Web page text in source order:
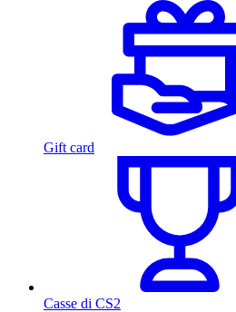
Gift card
Casse di CS2